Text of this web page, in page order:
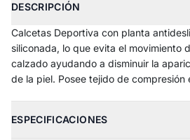
DESCRIPCIÓN
Calcetas Deportiva con planta
siliconada, lo que evita el movimiento
calzado ayudando a disminuir la
de la piel. Posee tejido de compresión
ESPECIFICACIONES